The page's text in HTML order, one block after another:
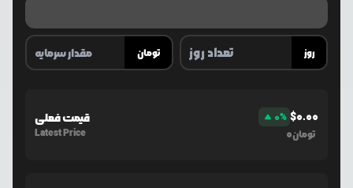
تومان روز
قیمت فعلی
Latest Price
0% $0.00
0تومان